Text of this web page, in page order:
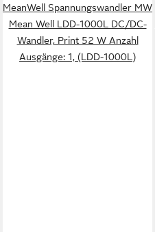
MeanWell Spannungswandler MW
Mean Well LDD-1000L DC/DC-
Wandler, Print 52 W Anzahl
Ausgänge: 1, (LDD-1000L)